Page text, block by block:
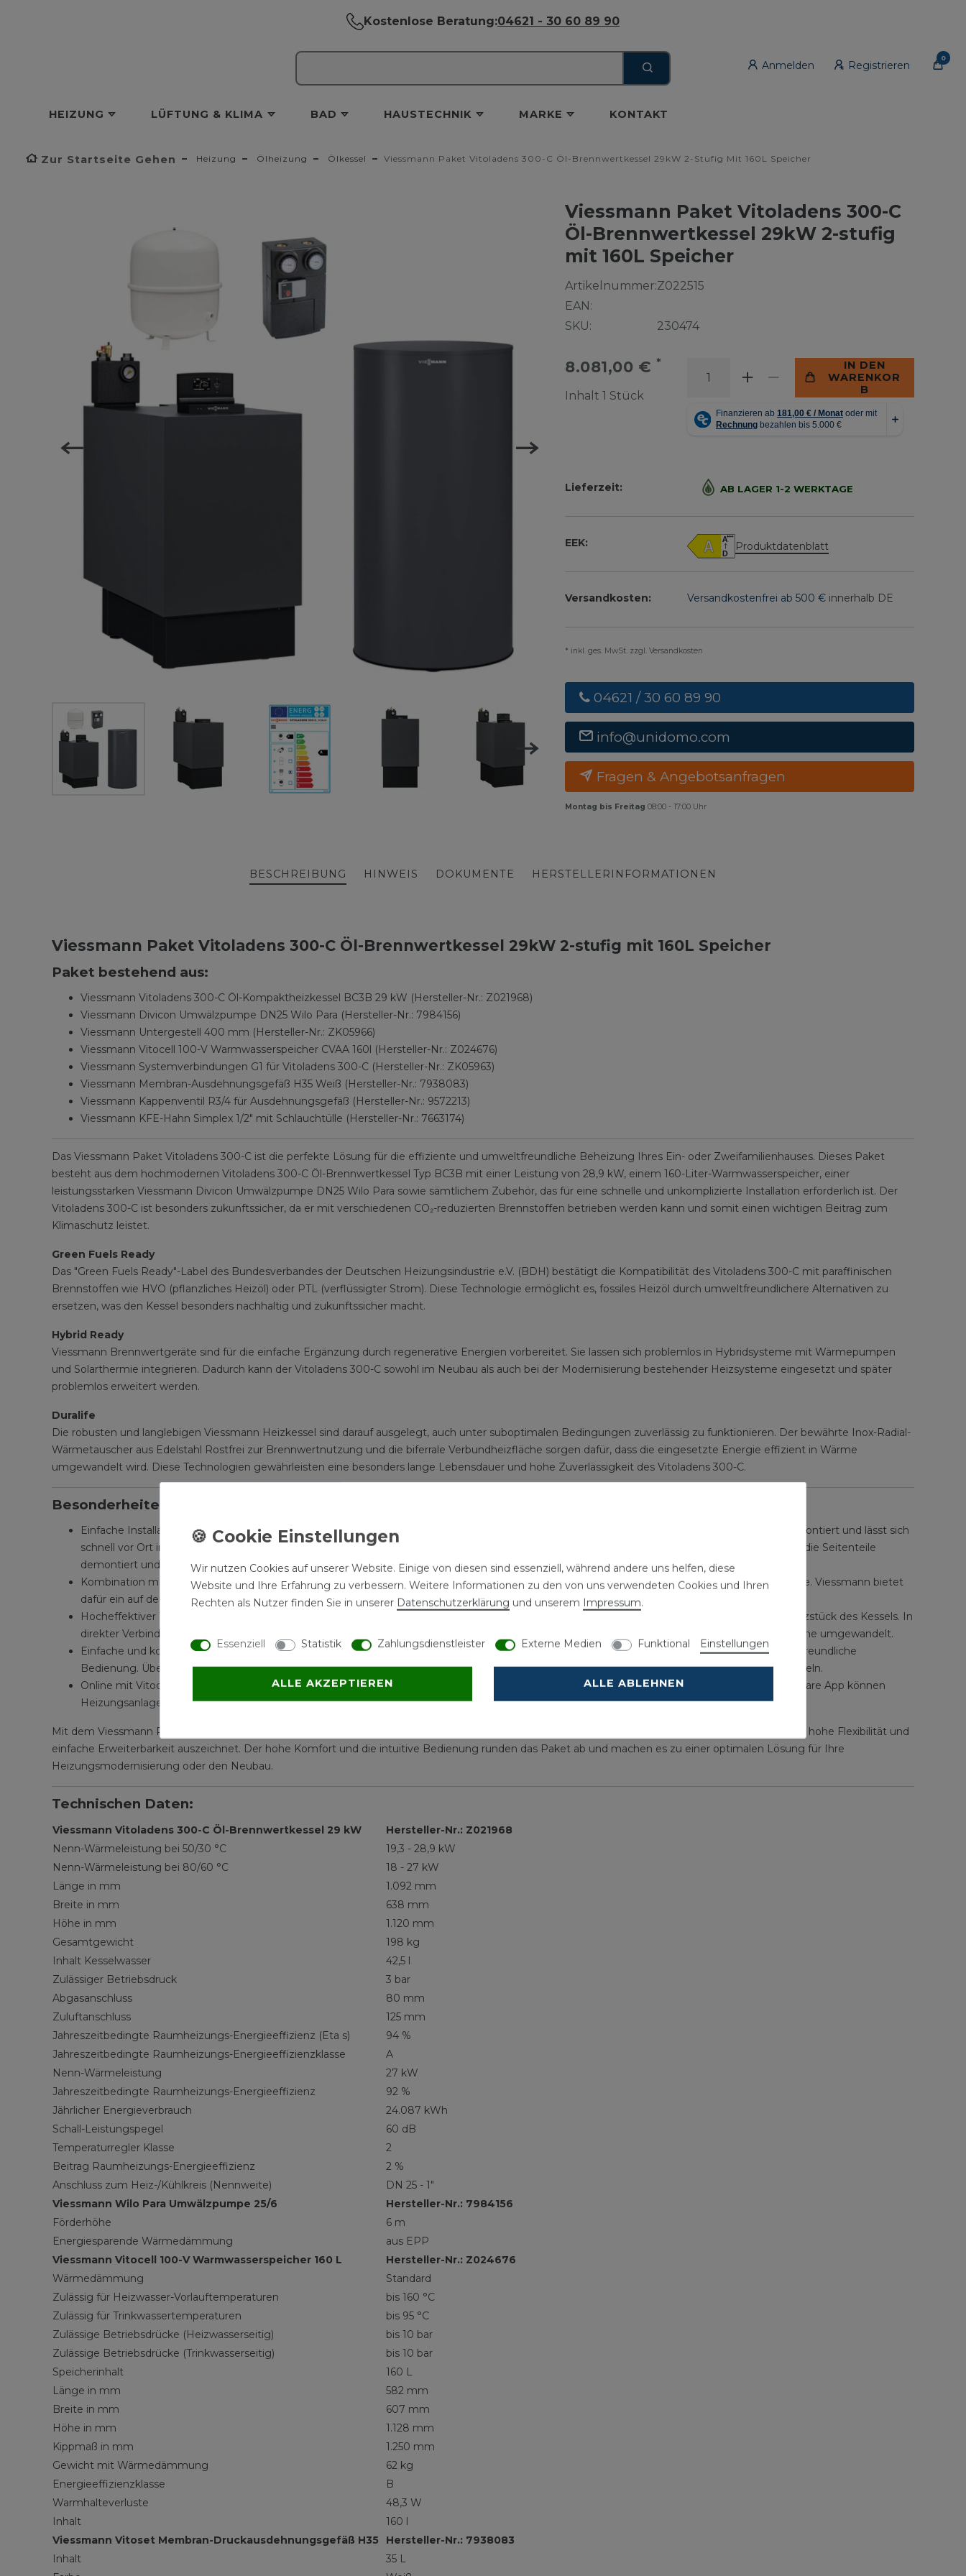
Kostenlose Beratung:04621 - 30 60 89 90
Anmelden Registrieren
0
HEIZUNG LÜFTUNG & KLIMA BAD HAUSTECHNIK MARKE KONTAKT
Zur Startseite Gehen Heizung Ölheizung Ölkessel Viessmann Paket Vitoladens 300-C Öl-Brennwertkessel 29kW 2-Stufig Mit 160L Speicher
Viessmann Paket Vitoladens 300-C
Öl-Brennwertkessel 29kW 2-stufig
mit 160L Speicher
Artikelnummer:
EAN:
SKU:
Z022515
230474
8.081,00 € *
Inhalt 1 Stück
IN DEN
WARENKOR
B
Lieferzeit: AB LAGER 1-2 WERKTAGE
EEK: Produktdatenblatt
Versandkosten: Versandkostenfrei ab 500 € innerhalb DE
* inkl. ges. MwSt. zzgl. Versandkosten
04621 / 30 60 89 90
info@unidomo.com
Fragen & Angebotsanfragen
Montag bis Freitag 08:00 - 17:00 Uhr
BESCHREIBUNG HINWEIS DOKUMENTE HERSTELLERINFORMATIONEN
Viessmann Paket Vitoladens 300-C Öl-Brennwertkessel 29kW 2-stufig mit 160L Speicher
Paket bestehend aus:
Viessmann Vitoladens 300-C Öl-Kompaktheizkessel BC3B 29 kW (Hersteller-Nr.: Z021968)
Viessmann Divicon Umwälzpumpe DN25 Wilo Para (Hersteller-Nr.: 7984156)
Viessmann Untergestell 400 mm (Hersteller-Nr.: ZK05966)
Viessmann Vitocell 100-V Warmwasserspeicher CVAA 160l (Hersteller-Nr.: Z024676)
Viessmann Systemverbindungen G1 für Vitoladens 300-C (Hersteller-Nr.: ZK05963)
Viessmann Membran-Ausdehnungsgefäß H35 Weiß (Hersteller-Nr.: 7938083)
Viessmann Kappenventil R3/4 für Ausdehnungsgefäß (Hersteller-Nr.: 9572213)
Viessmann KFE-Hahn Simplex 1/2" mit Schlauchtülle (Hersteller-Nr.: 7663174)
Das Viessmann Paket Vitoladens 300-C ist die perfekte Lösung für die effiziente und umweltfreundliche Beheizung Ihres Ein- oder Zweifamilienhauses. Dieses Paket
besteht aus dem hochmodernen Vitoladens 300-C Öl-Brennwertkessel Typ BC3B mit einer Leistung von 28,9 kW, einem 160-Liter-Warmwasserspeicher, einer
leistungsstarken Viessmann Divicon Umwälzpumpe DN25 Wilo Para sowie sämtlichem Zubehör, das für eine schnelle und unkomplizierte Installation erforderlich ist. Der
Vitoladens 300-C ist besonders zukunftssicher, da er mit verschiedenen CO₂-reduzierten Brennstoffen betrieben werden kann und somit einen wichtigen Beitrag zum
Klimaschutz leistet.
Green Fuels Ready
Das "Green Fuels Ready"-Label des Bundesverbandes der Deutschen Heizungsindustrie e.V. (BDH) bestätigt die Kompatibilität des Vitoladens 300-C mit paraffinischen
Brennstoffen wie HVO (pflanzliches Heizöl) oder PTL (verflüssigter Strom). Diese Technologie ermöglicht es, fossiles Heizöl durch umweltfreundlichere Alternativen zu
ersetzen, was den Kessel besonders nachhaltig und zukunftssicher macht.
Hybrid Ready
Viessmann Brennwertgeräte sind für die einfache Ergänzung durch regenerative Energien vorbereitet. Sie lassen sich problemlos in Hybridsysteme mit Wärmepumpen
und Solarthermie integrieren. Dadurch kann der Vitoladens 300-C sowohl im Neubau als auch bei der Modernisierung bestehender Heizsysteme eingesetzt und später
problemlos erweitert werden.
Duralife
Die robusten und langlebigen Viessmann Heizkessel sind darauf ausgelegt, auch unter suboptimalen Bedingungen zuverlässig zu funktionieren. Der bewährte Inox-Radial-
Wärmetauscher aus Edelstahl Rostfrei zur Brennwertnutzung und die biferrale Verbundheizfläche sorgen dafür, dass die eingesetzte Energie effizient in Wärme
umgewandelt wird. Diese Technologien gewährleisten eine besonders lange Lebensdauer und hohe Zuverlässigkeit des Vitoladens 300-C.
Besonderheiten:
Einfache Installation und Kombination: Alle Anschlüsse des Vitoladens 300-C befinden sich an der Oberseite. Der Kessel ist bereits ab Werk vormontiert und lässt sich
schnell vor Ort installieren. Angepasstes und erweitertes Transportzubehör erleichtert die Einbringung. Bei beengten Platzverhältnissen können die Seitenteile
demontiert und der Brenner abgebaut werden.
Kombination mit Solartechnik: Zu einer modernen Heizungsanlage gehört auch innovative Solartechnik zur Nutzung kostenloser Sonnenenergie. Viessmann bietet
dafür ein auf den Vitoladens 300-C abgestimmtes System.
Hocheffektiver Wärmetauscher: Der korrosionsbeständige Inox-Radial-Wärmetauscher aus Edelstahl Rostfrei zur Brennwertnutzung ist das Herzstück des Kessels. In
direkter Verbindung mit der biferralen Verbundheizfläche wird die eingesetzte Energie nahezu verlustfrei und effizient bis zu 98 Prozent in Wärme umgewandelt.
Einfache und komfortable Regelung: Die Regelung Vitotronic 200 mit Klartextanzeige und grafischer Unterstützung ermöglicht eine benutzerfreundliche
Bedienung. Über die Vitotronic lassen sich Heizungsanlagen mit einem ungemischten und bis zu zwei gemischten Heizkreisen komfortabel regeln.
Online mit Vitoconnect: Mit Vitoconnect und einem Smartphone ist die Bedienung von Viessmann Heizungsanlagen ein Kinderspiel. Mit der ViCare App können
Heizungsanlagen gesteuert werden.
Mit dem Viessmann Paket Vitoladens 300-C investieren Sie in eine zuverlässige, effiziente und umweltfreundliche Heizungsanlage, die sich durch ihre hohe Flexibilität und
einfache Erweiterbarkeit auszeichnet. Der hohe Komfort und die intuitive Bedienung runden das Paket ab und machen es zu einer optimalen Lösung für Ihre
Heizungsmodernisierung oder den Neubau.
Technischen Daten:
Viessmann Vitoladens 300-C Öl-Brennwertkessel 29 kW
Hersteller-Nr.: Z021968
Nenn-Wärmeleistung bei 50/30 °C
19,3 - 28,9 kW
Nenn-Wärmeleistung bei 80/60 °C
18 - 27 kW
Länge in mm
1.092 mm
Breite in mm
638 mm
Höhe in mm
1.120 mm
Gesamtgewicht
198 kg
Inhalt Kesselwasser
42,5 l
Zulässiger Betriebsdruck
3 bar
Abgasanschluss
80 mm
Zuluftanschluss
125 mm
Jahreszeitbedingte Raumheizungs-Energieeffizienz (Eta s)
94 %
Jahreszeitbedingte Raumheizungs-Energieeffizienzklasse
A
Nenn-Wärmeleistung
27 kW
Jahreszeitbedingte Raumheizungs-Energieeffizienz
92 %
Jährlicher Energieverbrauch
24.087 kWh
Schall-Leistungspegel
60 dB
Temperaturregler Klasse
2
Beitrag Raumheizungs-Energieeffizienz
2 %
Anschluss zum Heiz-/Kühlkreis (Nennweite)
DN 25 - 1"
Viessmann Wilo Para Umwälzpumpe 25/6
Hersteller-Nr.: 7984156
Förderhöhe
6 m
Energiesparende Wärmedämmung
aus EPP
Viessmann Vitocell 100-V Warmwasserspeicher 160 L
Hersteller-Nr.: Z024676
Wärmedämmung
Standard
Zulässig für Heizwasser-Vorlauftemperaturen
bis 160 °C
Zulässig für Trinkwassertemperaturen
bis 95 °C
Zulässige Betriebsdrücke (Heizwasserseitig)
bis 10 bar
Zulässige Betriebsdrücke (Trinkwasserseitig)
bis 10 bar
Speicherinhalt
160 L
Länge in mm
582 mm
Breite in mm
607 mm
Höhe in mm
1.128 mm
Kippmaß in mm
1.250 mm
Gewicht mit Wärmedämmung
62 kg
Energieeffizienzklasse
B
Warmhalteverluste
48,3 W
Inhalt
160 l
Viessmann Vitoset Membran-Druckausdehnungsgefäß H35
Hersteller-Nr.: 7938083
Inhalt
35 L
Wir nutzen Cookies auf unserer Website. Einige von diesen sind essenziell, während andere uns helfen, diese
Website und Ihre Erfahrung zu verbessern. Weitere Informationen zu den von uns verwendeten Cookies und Ihren
Rechten als Nutzer finden Sie in unserer Daten­schutz­erklärung und unserem Impressum.
Essenziell Statistik Zahlungsdienstleister Externe Medien Funktional Einstellungen
ALLE AKZEPTIEREN ALLE ABLEHNEN